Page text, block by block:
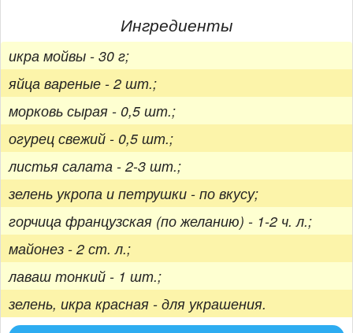
Ингредиенты
икра мойвы - 30 г;
яйца вареные - 2 шт.;
морковь сырая - 0,5 шт.;
огурец свежий - 0,5 шт.;
листья салата - 2-3 шт.;
зелень укропа и петрушки - по вкусу;
горчица французская (по желанию) - 1-2 ч. л.;
майонез - 2 ст. л.;
лаваш тонкий - 1 шт.;
зелень, икра красная - для украшения.